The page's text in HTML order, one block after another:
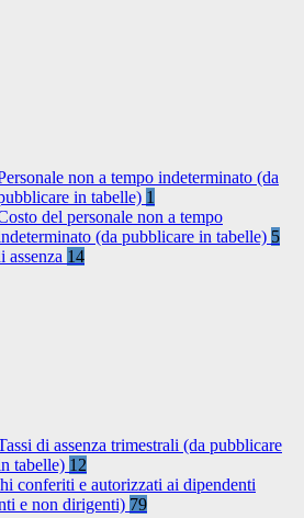
non a tempo indeterminato (da
in tabelle) 1
del personale non a tempo
(da pubblicare in tabelle) 5
assenza 14
di assenza trimestrali (da pubblicare
tabelle) 12
conferiti e autorizzati ai dipendenti
e non dirigenti) 79